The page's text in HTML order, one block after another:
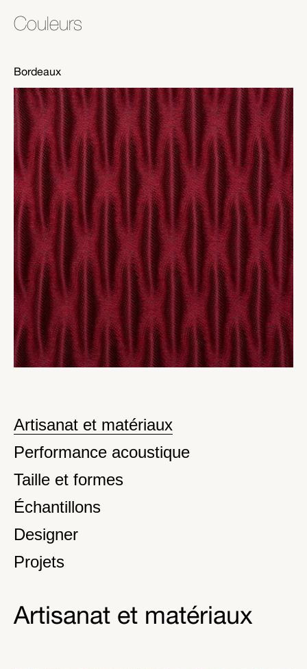
Couleurs
Bordeaux
Artisanat et matériaux
Performance acoustique
Taille et formes
Échantillons
Designer
Projets
Artisanat et matériaux